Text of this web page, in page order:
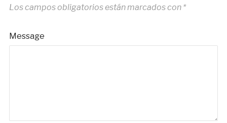
Los campos obligatorios están marcados con *
Message